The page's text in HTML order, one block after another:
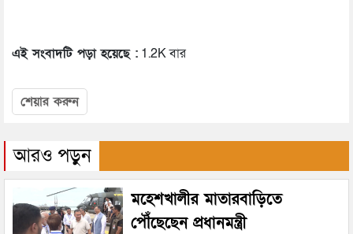
এই সংবাদটি পড়া হয়েছে : 1.2K বার
শেয়ার করুন
আরও পড়ুন
মহেশখালীর মাতারবাড়িতে
পৌঁছেছেন প্রধানমন্ত্রী